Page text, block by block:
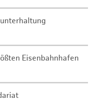
Eisenbahnhafen